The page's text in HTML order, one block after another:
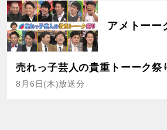
アメトーー
売れっ子芸人の貴重トーーク祭
8月6日(木)放送分